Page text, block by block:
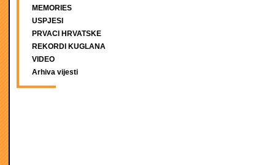
MEMORIES
USPJESI
PRVACI HRVATSKE
REKORDI KUGLANA
VIDEO
Arhiva vijesti